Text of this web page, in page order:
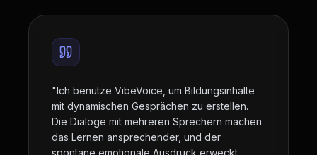
"Ich benutze VibeVoice, um Bildungsinhalte
mit dynamischen Gesprächen zu erstellen.
Die Dialoge mit mehreren Sprechern machen
das Lernen ansprechender, und der
spontane emotionale Ausdruck erweckt